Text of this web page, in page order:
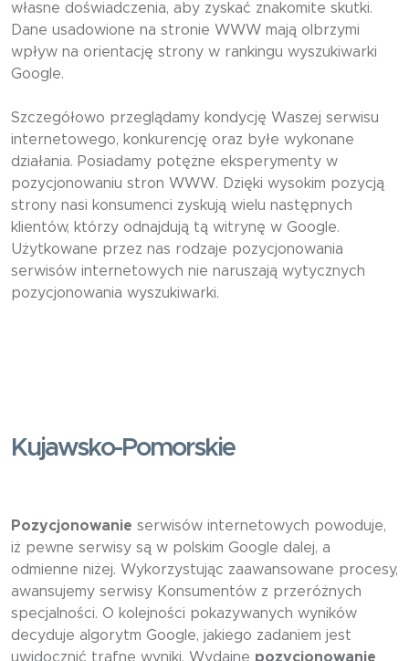
własne doświadczenia, aby zyskać znakomite skutki.
Dane usadowione na stronie WWW mają olbrzymi
wpływ na orientację strony w rankingu wyszukiwarki
Google.
Szczegółowo przeglądamy kondycję Waszej serwisu
internetowego, konkurencję oraz byłe wykonane
działania. Posiadamy potężne eksperymenty w
pozycjonowaniu stron WWW. Dzięki wysokim pozycją
strony nasi konsumenci zyskują wielu następnych
klientów, którzy odnajdują tą witrynę w Google.
Użytkowane przez nas rodzaje pozycjonowania
serwisów internetowych nie naruszają wytycznych
pozycjonowania wyszukiwarki.
Kujawsko-Pomorskie
Pozycjonowanie serwisów internetowych powoduje,
iż pewne serwisy są w polskim Google dalej, a
odmienne niżej. Wykorzystując zaawansowane procesy,
awansujemy serwisy Konsumentów z przeróżnych
specjalności. O kolejności pokazywanych wyników
decyduje algorytm Google, jakiego zadaniem jest
uwidocznić trafne wyniki. Wydajne pozycjonowanie